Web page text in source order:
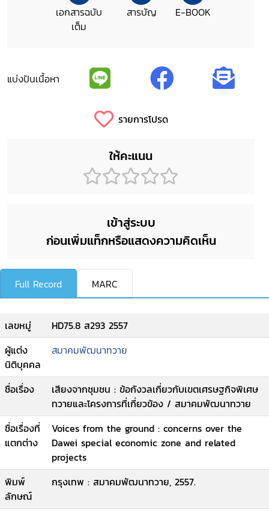
เอกสารฉบับ
เต็ม
สารบัญ E-BOOK
แบ่งปันเนื้อหา
รายการโปรด
ให้คะแนน
เข้าสู่ระบบ
ก่อนเพิ่มแท็กหรือแสดงความคิดเห็น
Full Record MARC
เลขหมู่
HD75.8 ส293 2557
ผู้แต่ง
นิติบุคคล
สมาคมพัฒนาทวาย
ชื่อเรื่อง
เสียงจากชุมชน : ข้อกังวลเกี่ยวกับเขตเศรษฐกิจพิเศษ
ทวายและโครงการที่เกี่ยวข้อง / สมาคมพัฒนาทวาย
ชื่อเรื่องที่
แตกต่าง
Voices from the ground : concerns over the
Dawei special economic zone and related
projects
พิมพ์
ลักษณ์
กรุงเทพ : สมาคมพัฒนาทวาย, 2557.